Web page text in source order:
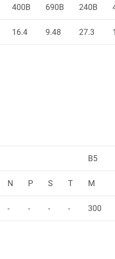
400В 690В 240В
16.4 9.48 27.3
B5
N P S T M
- - - - 300